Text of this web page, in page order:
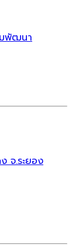
มพัฒนา
จ.ระยอง